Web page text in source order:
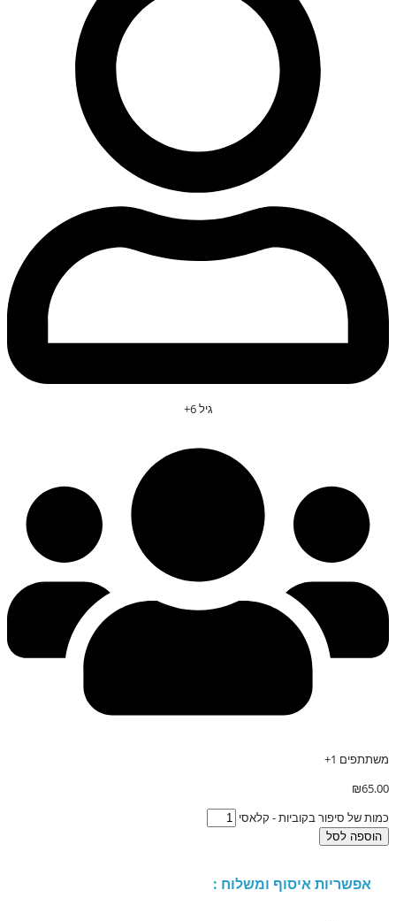
גיל 6+
משתתפים 1+
₪65.00
כמות של סיפור בקוביות - קלאסי
הוספה לסל
אפשריות איסוף ומשלוח :